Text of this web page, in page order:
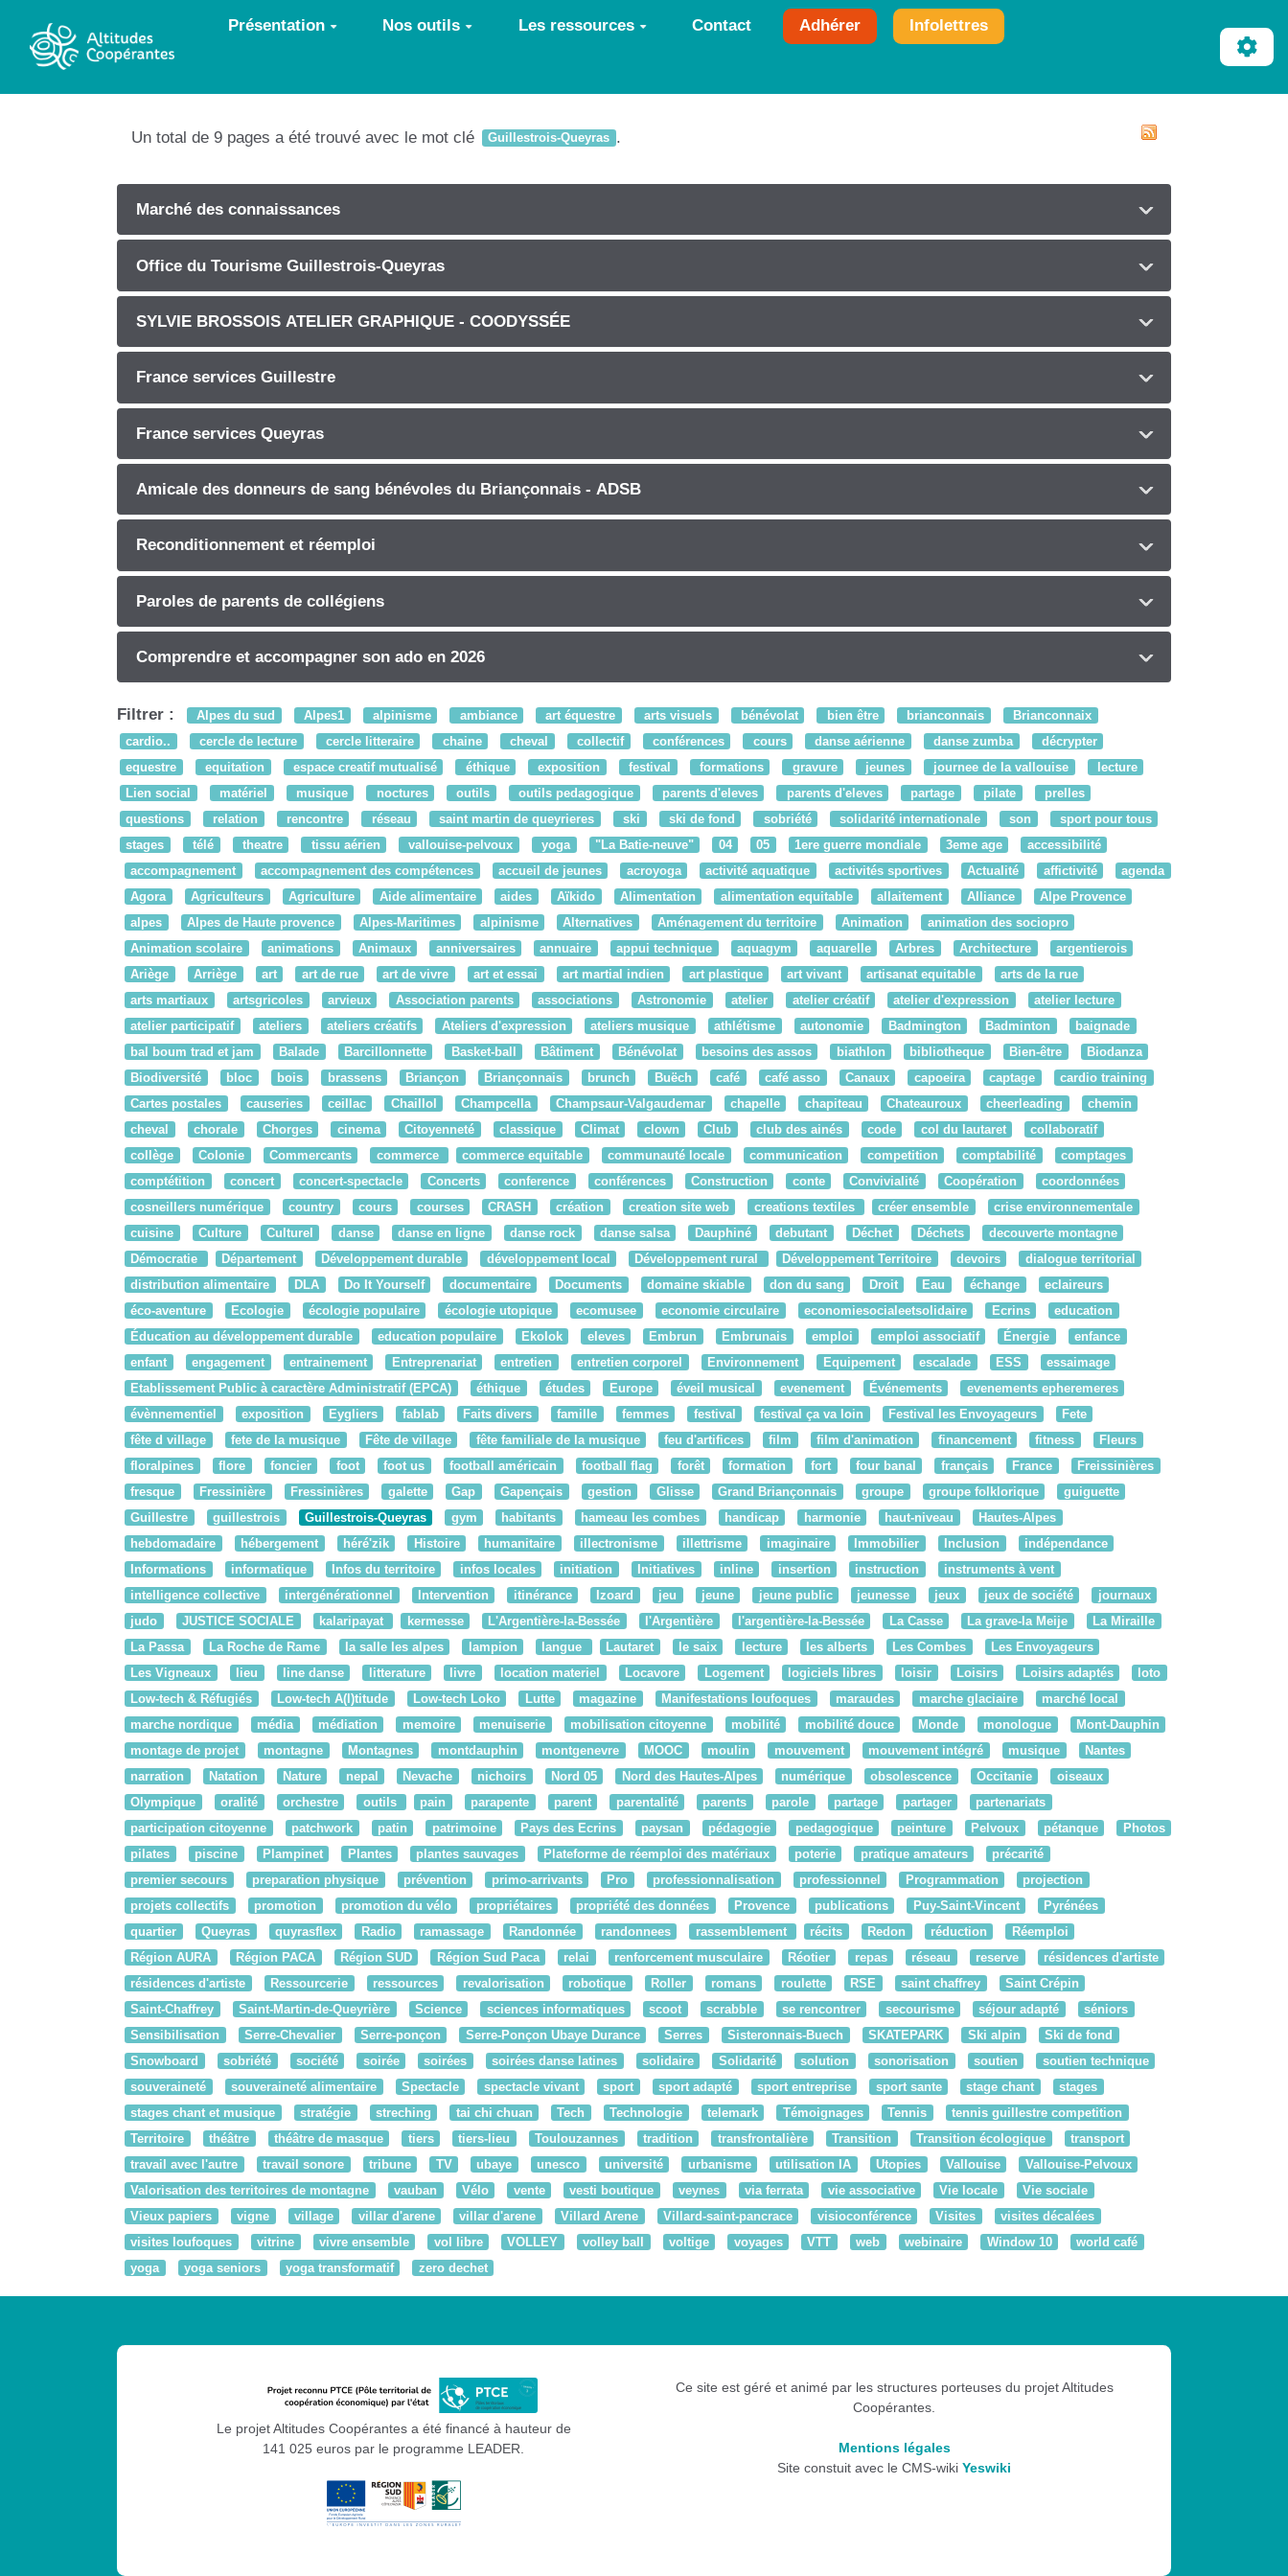
Aller au contenu principal Présentation Nos outils Les ressources Contact Adhérer Infolettres
Un total de 9 pages a été trouvé avec le mot clé Guillestrois-Queyras .
Marché des connaissances
Office du Tourisme Guillestrois-Queyras
SYLVIE BROSSOIS ATELIER GRAPHIQUE - COODYSSÉE
France services Guillestre
France services Queyras
Amicale des donneurs de sang bénévoles du Briançonnais - ADSB
Reconditionnement et réemploi
Paroles de parents de collégiens
Comprendre et accompagner son ado en 2026
Filtrer : Alpes du sud Alpes1 alpinisme ambiance art équestre arts visuels bénévolat bien être brianconnais
Brianconnaix
cardio..
cercle de lecture cercle litteraire chaine cheval collectif conférences cours danse aérienne danse zumba
décrypter
equestre
equitation espace creatif mutualisé éthique exposition festival formations gravure jeunes journee de la vallouise
lecture
Lien social
matériel musique noctures outils outils pedagogique parents d'eleves parents d'eleves partage pilate
prelles
questions
relation rencontre réseau saint martin de queyrieres ski ski de fond sobriété solidarité internationale son
sport pour tous
stages
télé theatre tissu aérien vallouise-pelvoux yoga "La Batie-neuve" 04 05 1ere guerre mondiale 3eme age
accessibilité
accompagnement
accompagnement des compétences accueil de jeunes acroyoga activité aquatique activités sportives Actualité affictivité
agenda
Agora
Agriculteurs Agriculture Aide alimentaire aides Aïkido Alimentation alimentation equitable allaitement Alliance
Alpe Provence
alpes
Alpes de Haute provence Alpes-Maritimes alpinisme Alternatives Aménagement du territoire Animation
animation des sociopro
Animation scolaire
animations Animaux anniversaires annuaire appui technique aquagym aquarelle Arbres Architecture
argentierois
Ariège
Arriège art art de rue art de vivre art et essai art martial indien art plastique art vivant artisanat equitable
arts de la rue
arts martiaux
artsgricoles arvieux Association parents associations Astronomie atelier atelier créatif atelier d'expression
atelier lecture
atelier participatif
ateliers ateliers créatifs Ateliers d'expression ateliers musique athlétisme autonomie Badmington Badminton
baignade
bal boum trad et jam
Balade Barcillonnette Basket-ball Bâtiment Bénévolat besoins des assos biathlon bibliotheque Bien-être
Biodanza
Biodiversité
bloc bois brassens Briançon Briançonnais brunch Buëch café café asso Canaux capoeira captage
cardio training
Cartes postales
causeries ceillac Chaillol Champcella Champsaur-Valgaudemar chapelle chapiteau Chateauroux cheerleading
chemin
cheval
chorale Chorges cinema Citoyenneté classique Climat clown Club club des ainés code col du lautaret
collaboratif
collège
Colonie Commercants commerce commerce equitable communauté locale communication competition comptabilité
comptages
comptétition
concert concert-spectacle Concerts conference conférences Construction conte Convivialité Coopération
coordonnées
cosneillers numérique
country cours courses CRASH création creation site web creations textiles créer ensemble
crise environnementale
cuisine
Culture Culturel danse danse en ligne danse rock danse salsa Dauphiné debutant Déchet Déchets
decouverte montagne
Démocratie
Département Développement durable développement local Développement rural Développement Territoire devoirs
dialogue territorial
distribution alimentaire
DLA Do It Yourself documentaire Documents domaine skiable don du sang Droit Eau échange
eclaireurs
éco-aventure
Ecologie écologie populaire écologie utopique ecomusee economie circulaire economiesocialeetsolidaire Ecrins
education
Éducation au développement durable
education populaire Ekolok eleves Embrun Embrunais emploi emploi associatif Énergie
enfance
enfant
engagement entrainement Entreprenariat entretien entretien corporel Environnement Equipement escalade ESS
essaimage
Etablissement Public à caractère Administratif (EPCA)
éthique études Europe éveil musical evenement Événements
evenements epheremeres
évènnementiel
exposition Eygliers fablab Faits divers famille femmes festival festival ça va loin Festival les Envoyageurs
Fete
fête d village
fete de la musique Fête de village fête familiale de la musique feu d'artifices film film d'animation financement fitness
Fleurs
floralpines
flore foncier foot foot us football américain football flag forêt formation fort four banal français France
Freissinières
fresque
Fressinière Fressinières galette Gap Gapençais gestion Glisse Grand Briançonnais groupe groupe folklorique
guiguette
Guillestre
guillestrois Guillestrois-Queyras gym habitants hameau les combes handicap harmonie haut-niveau
Hautes-Alpes
hebdomadaire
hébergement héré'zik Histoire humanitaire illectronisme illettrisme imaginaire Immobilier Inclusion
indépendance
Informations
informatique Infos du territoire infos locales initiation Initiatives inline insertion instruction
instruments à vent
intelligence collective
intergénérationnel Intervention itinérance Izoard jeu jeune jeune public jeunesse jeux jeux de société
journaux
judo
JUSTICE SOCIALE kalaripayat kermesse L'Argentière-la-Bessée l'Argentière l'argentière-la-Bessée La Casse La grave-la Meije
La Miraille
La Passa
La Roche de Rame la salle les alpes lampion langue Lautaret le saix lecture les alberts Les Combes
Les Envoyageurs
Les Vigneaux
lieu line danse litterature livre location materiel Locavore Logement logiciels libres loisir Loisirs Loisirs adaptés
loto
Low-tech & Réfugiés
Low-tech A(l)titude Low-tech Loko Lutte magazine Manifestations loufoques maraudes marche glaciaire
marché local
marche nordique
média médiation memoire menuiserie mobilisation citoyenne mobilité mobilité douce Monde monologue
Mont-Dauphin
montage de projet
montagne Montagnes montdauphin montgenevre MOOC moulin mouvement mouvement intégré musique
Nantes
narration
Natation Nature nepal Nevache nichoirs Nord 05 Nord des Hautes-Alpes numérique obsolescence Occitanie
oiseaux
Olympique
oralité orchestre outils pain parapente parent parentalité parents parole partage partager
partenariats
participation citoyenne
patchwork patin patrimoine Pays des Ecrins paysan pédagogie pedagogique peinture Pelvoux pétanque
Photos
pilates
piscine Plampinet Plantes plantes sauvages Plateforme de réemploi des matériaux poterie pratique amateurs
précarité
premier secours
preparation physique prévention primo-arrivants Pro professionnalisation professionnel Programmation
projection
projets collectifs
promotion promotion du vélo propriétaires propriété des données Provence publications Puy-Saint-Vincent
Pyrénées
quartier
Queyras quyrasflex Radio ramassage Randonnée randonnees rassemblement récits Redon réduction
Réemploi
Région AURA
Région PACA Région SUD Région Sud Paca relai renforcement musculaire Réotier repas réseau reserve
résidences d'artiste
résidences d'artiste
Ressourcerie ressources revalorisation robotique Roller romans roulette RSE saint chaffrey
Saint Crépin
Saint-Chaffrey
Saint-Martin-de-Queyrière Science sciences informatiques scoot scrabble se rencontrer secourisme séjour adapté
séniors
Sensibilisation
Serre-Chevalier Serre-ponçon Serre-Ponçon Ubaye Durance Serres Sisteronnais-Buech SKATEPARK Ski alpin
Ski de fond
Snowboard
sobriété société soirée soirées soirées danse latines solidaire Solidarité solution sonorisation soutien
soutien technique
souveraineté
souveraineté alimentaire Spectacle spectacle vivant sport sport adapté sport entreprise sport sante stage chant
stages
stages chant et musique
stratégie streching tai chi chuan Tech Technologie telemark Témoignages Tennis
tennis guillestre competition
Territoire
théâtre théâtre de masque tiers tiers-lieu Toulouzannes tradition transfrontalière Transition Transition écologique
transport
travail avec l'autre
travail sonore tribune TV ubaye unesco université urbanisme utilisation IA Utopies Vallouise
Vallouise-Pelvoux
Valorisation des territoires de montagne
vauban Vélo vente vesti boutique veynes via ferrata vie associative Vie locale
Vie sociale
Vieux papiers
vigne village villar d'arene villar d'arene Villard Arene Villard-saint-pancrace visioconférence Visites
visites décalées
visites loufoques
vitrine vivre ensemble vol libre VOLLEY volley ball voltige voyages VTT web webinaire Window 10
world café
yoga
yoga seniors yoga transformatif zero dechet
Le projet Altitudes Coopérantes a été financé à hauteur de
141 025 euros par le programme LEADER.
Ce site est géré et animé par les structures porteuses du projet Altitudes
Coopérantes.
Mentions légales
Site constuit avec le CMS-wikiYeswiki